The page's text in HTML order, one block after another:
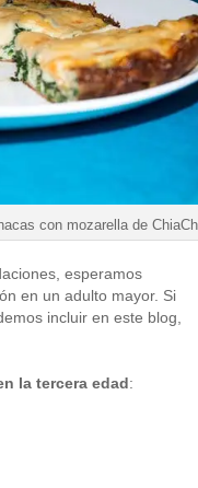
con mozarella de
esperamos
en un adulto mayor. Si
incluir en este blog,
la tercera edad: